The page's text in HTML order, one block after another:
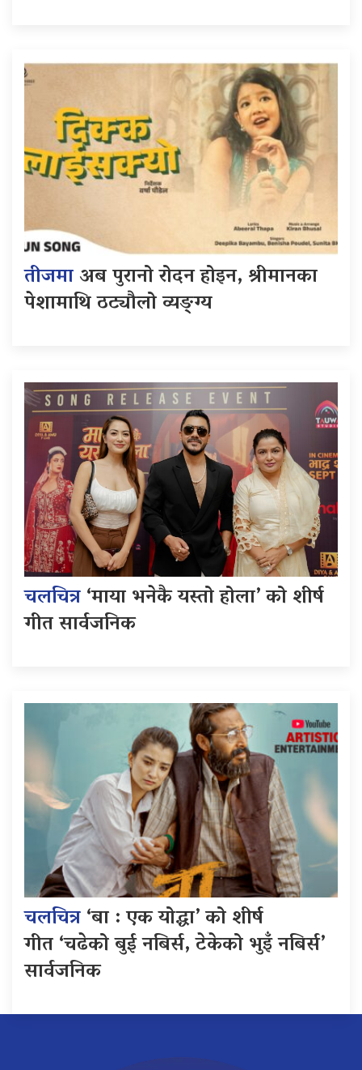
तीजमाअब पुरानो रोदन होइन, श्रीमानका
पेशामाथि ठट्यौलो व्यङ्ग्य
चलचित्र‘माया भनेकै यस्तो होला’ को शीर्ष
गीत सार्वजनिक
चलचित्र‘बा : एक योद्धा’ को शीर्ष
गीत ‘चढेको बुई नबिर्स, टेकेको भुइँ नबिर्स’
सार्वजनिक